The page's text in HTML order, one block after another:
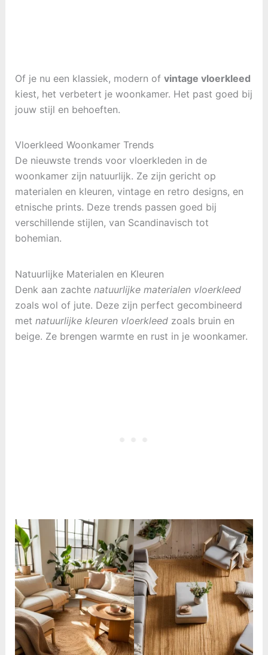
Of je nu een klassiek, modern of vintage vloerkleed
kiest, het verbetert je woonkamer. Het past goed bij
jouw stijl en behoeften.
Vloerkleed Woonkamer Trends
De nieuwste trends voor vloerkleden in de
woonkamer zijn natuurlijk. Ze zijn gericht op
materialen en kleuren, vintage en retro designs, en
etnische prints. Deze trends passen goed bij
verschillende stijlen, van Scandinavisch tot
bohemian.
Natuurlijke Materialen en Kleuren
Denk aan zachte natuurlijke materialen vloerkleed
zoals wol of jute. Deze zijn perfect gecombineerd
met natuurlijke kleuren vloerkleedzoals bruin en
beige. Ze brengen warmte en rust in je woonkamer.